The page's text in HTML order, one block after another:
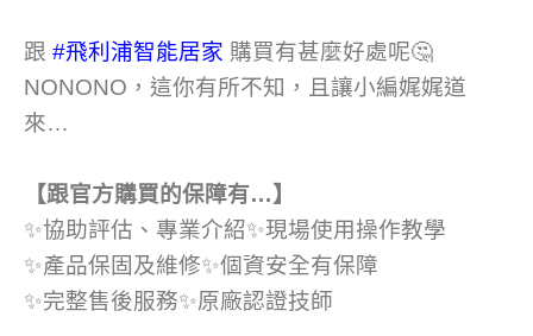
跟 #飛利浦智能居家 購買有甚麼好處呢🤔
NONONO，這你有所不知，且讓小編娓娓道
來…
【跟官方購買的保障有…】
✨協助評估、專業介紹✨現場使用操作教學
✨產品保固及維修✨個資安全有保障
✨完整售後服務✨原廠認證技師